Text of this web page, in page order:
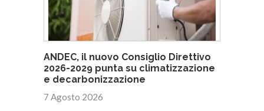
ANDEC, il nuovo Consiglio Direttivo
2026-2029 punta su climatizzazione
e decarbonizzazione
7 Agosto 2026